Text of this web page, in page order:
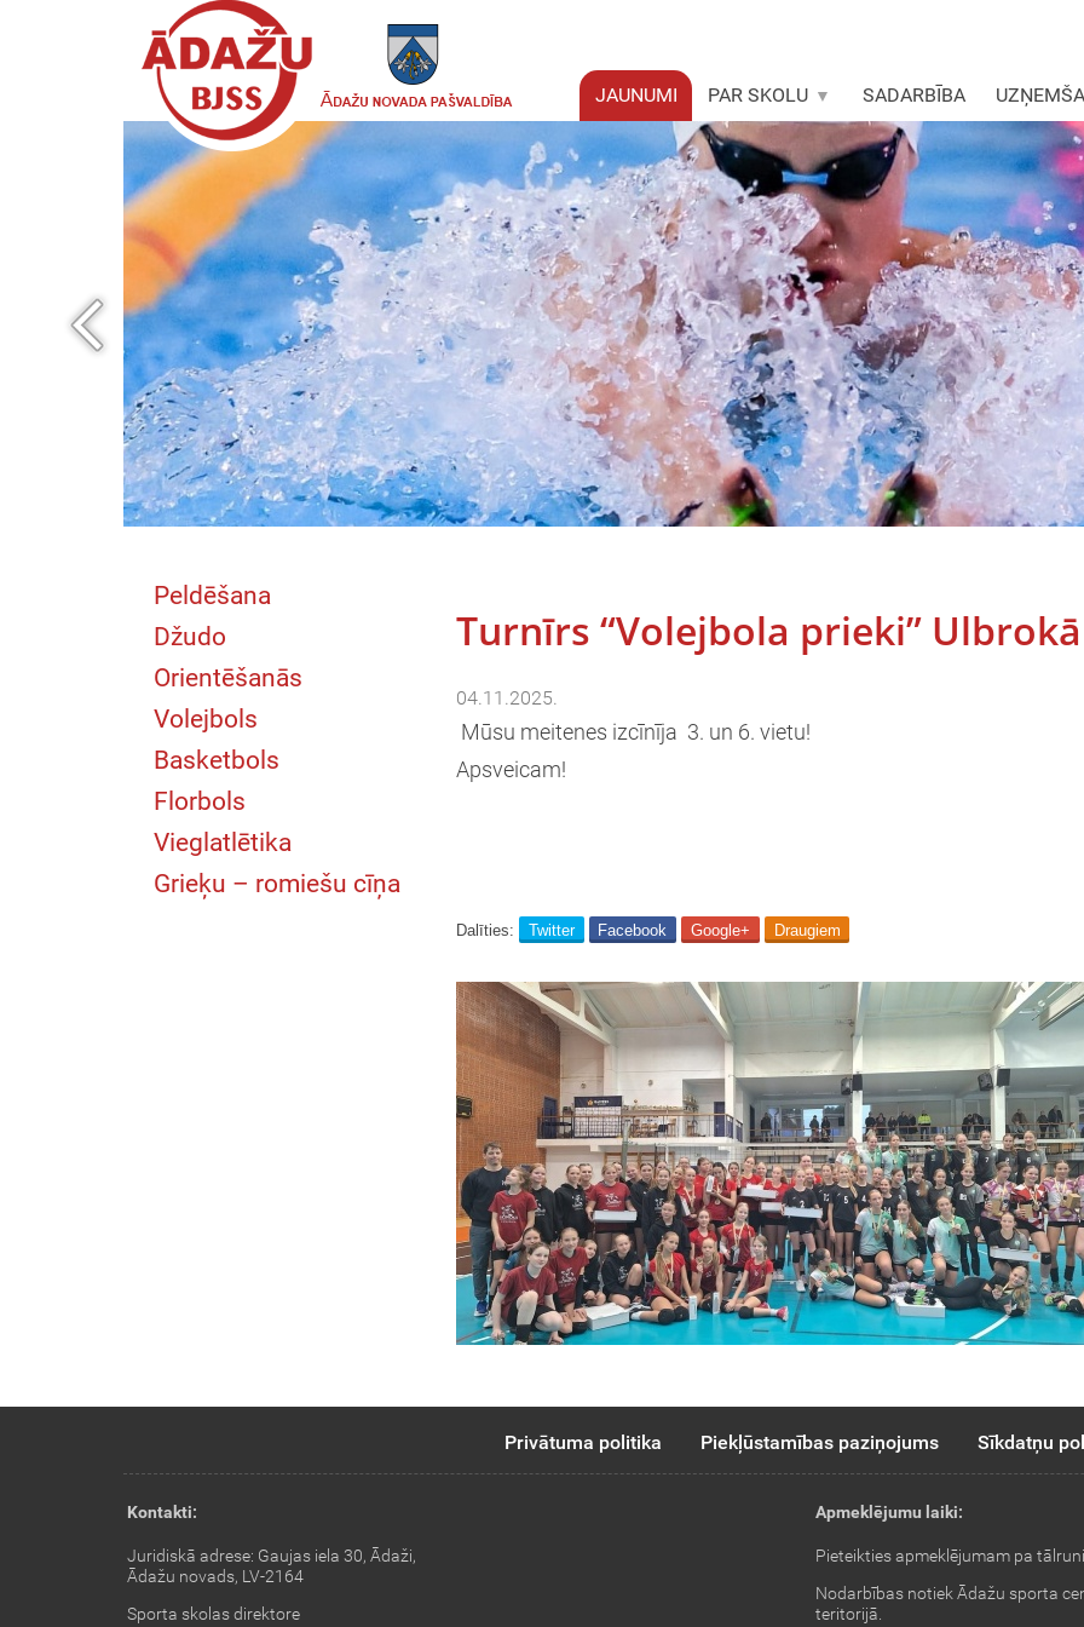
JAUNUMI PAR SKOLU SADARBĪBA
Peldēšana
Džudo
Orientēšanās
Volejbols
Basketbols
Florbols
Vieglatlētika
Grieķu – romiešu cīņa
Turnīrs “Volejbola prieki”
04.11.2025.
Mūsu meitenes izcīnīja 3. un 6. vietu!
Apsveicam!
Dalīties: Twitter Facebook Google+ Draugiem
Privātuma politika Piekļūstamības paziņojums Sīkdatņu
Kontakti:
Juridiskā adrese: Gaujas iela 30, Ādaži,
Ādažu novads, LV-2164
Sporta skolas direktore
Apmeklējumu laiki:
Pieteikties apmeklējumam pa
Nodarbības notiek Ādažu sporta
teritorijā.